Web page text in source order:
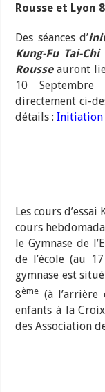
Rousse et Lyon
Des séances d’
Kung-Fu Tai-
Rousseauront
10 Septembre
directement ci-
détails :Initiation
Les cours
cours
le Gymnase de
de l’école (au
gymnase est
8ème (à l’arrière
enfants à la
des Association